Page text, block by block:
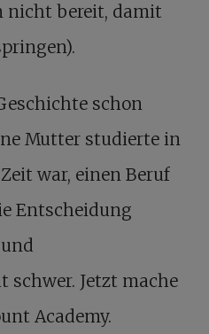
nicht bereit, damit
schon
Mutter studierte in
war, einen Beruf
Entscheidung
Jetzt mache
Academy.